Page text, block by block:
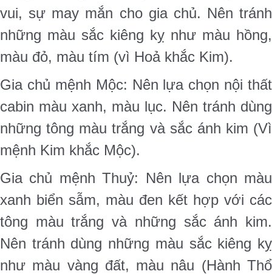
vui, sự may mắn cho gia chủ. Nên tránh
những màu sắc kiêng kỵ như màu hồng,
màu đỏ, màu tím (vì Hoả khắc Kim).
Gia chủ mệnh Mộc: Nên lựa chọn nội thất
cabin màu xanh, màu lục. Nên tránh dùng
những tông màu trắng và sắc ánh kim (Vì
mệnh Kim khắc Mộc).
Gia chủ mệnh Thuỷ: Nên lựa chọn màu
xanh biển sẫm, màu đen kết hợp với các
tông màu trắng và những sắc ánh kim.
Nên tránh dùng những màu sắc kiêng kỵ
như màu vàng đất, màu nâu (Hành Thổ